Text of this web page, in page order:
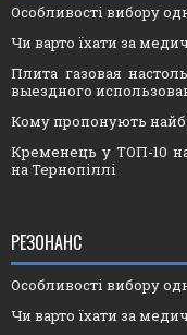
Особливості вибору
Чи варто їхати за
Плита газовая
выездного
Кому пропонують
Кременець у ТОП-10
на Тернопіллі
РЕЗОНАНС
Особливості вибору
Чи варто їхати за